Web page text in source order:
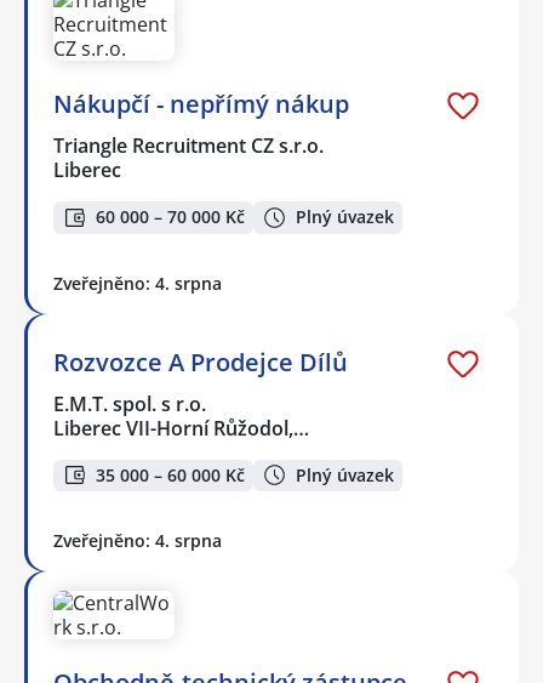
Nákupčí - nepřímý nákup
Triangle Recruitment CZ s.r.o.
Liberec
60 000 – 70 000 Kč Plný úvazek
Zveřejněno: 4. srpna
Rozvozce A Prodejce Dílů
E.M.T. spol. s r.o.
Liberec VII-Horní Růžodol,…
35 000 – 60 000 Kč Plný úvazek
Zveřejněno: 4. srpna